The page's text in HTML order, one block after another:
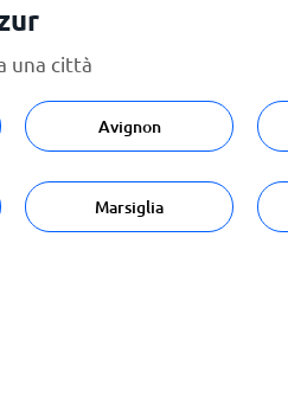
una città
Avignon
Marsiglia